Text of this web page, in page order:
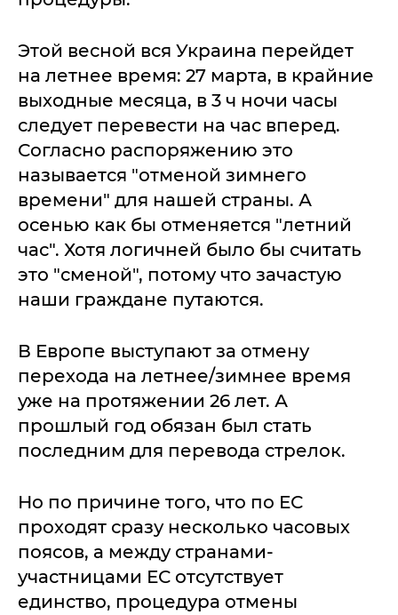
Этой весной вся Украина перейдет
на летнее время: 27 марта, в крайние
выходные месяца, в 3 ч ночи часы
следует перевести на час вперед.
Согласно распоряжению это
называется "отменой зимнего
времени" для нашей страны. А
осенью как бы отменяется "летний
час". Хотя логичней было бы считать
это "сменой", потому что зачастую
наши граждане путаются.
В Европе выступают за отмену
перехода на летнее/зимнее время
уже на протяжении 26 лет. А
прошлый год обязан был стать
последним для перевода стрелок.
Но по причине того, что по ЕС
проходят сразу несколько часовых
поясов, а между странами-
участницами ЕС отсутствует
единство, процедура отмены